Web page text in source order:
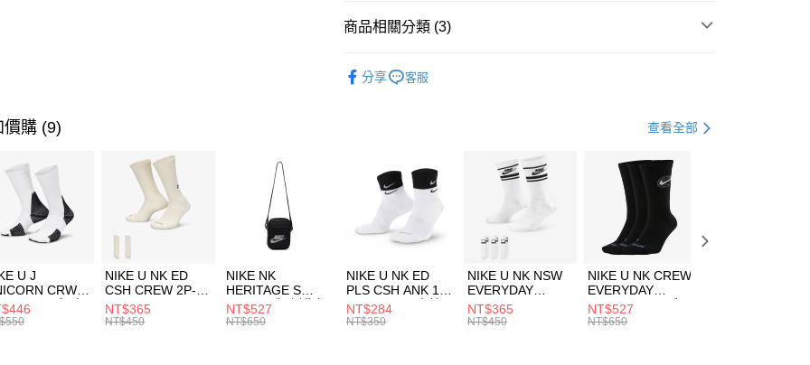
聯邦商業銀行
台新國際商業銀行
【關於「AFTEE先享後付」】
３．安心：先確認商品／服務後，再付款。
【「AFTEE先享後付」結帳流程】
１．於結帳方式選擇「AFTEE先享後付」後，將跳轉至「AFTEE先享後
付」結帳頁面，進行簡訊認證並確認金額後，即可完成結帳。
２．訂單成立數日內，您將收到繳費通知簡訊。
３．收到繳費通知簡訊後14天內，點擊此簡訊中的連結，可透過四大超商
／ATM／網路銀行／等多元方式進行付款，方視為交易完成。
※ 請注意：結帳手續完成當下不需立刻繳費，但若您需要取消訂單，請聯
絡購買商品的店家。未經商家同意取消之訂單仍視為有效，需透過AFTEE
先享後付繳納相關費用。
每筆NT$100，滿NT$1,500(含以上)免運費
每筆NT$100，滿NT$1,500(含以上)免運費
付款後門市自取
每筆NT$100，滿NT$1,500(含以上)免運費
商品相關分類 (3)
分享 客服
價購 (9) 查看全部
U J
CRW
-160 男女 中
FZ3393100
NIKE U NK ED
CSH CREW 2P-
144 EMBRDY 男
女 短統襪
NT$365
NT$450
NIKE NK
HERITAGE S
SMIT 男女 側背包
BA5871010
NT$527
NT$650
NIKE U NK ED
PLS CSH ANK 1P
144 DBL 男 中統
襪 DH4058104
NT$284
NT$350
NIKE U NK NSW
EVERYDAY
ESSENTIAL CR
男女 短統襪
NT$365
NT$450
NIKE U NK CREW
EVERYDAY
BBALL 3PR 男女
長統襪
NT$527
NT$650